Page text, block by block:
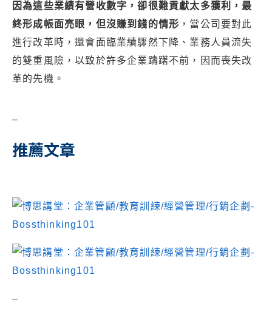
因為這些業績有營收數字，卻很難貢獻太多獲利，最
終形成帳面亮眼，但沒賺到錢的情形 ，當公司要對此
進行改革時，還會面臨業績驟然下降、業務人員流失
的雙重風險，以致於許多企業躊躇不前，因而喪失改
革的先機。
–
推薦文章
–